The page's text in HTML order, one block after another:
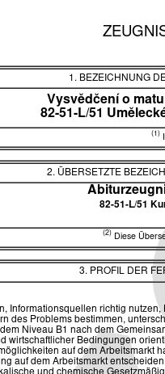
1. BEZEICHNUNG
Vysvědčení o
82-51-L/51
(1)
2. ÜBERSETZTE
82-51-L/51
(2) Diese
3. PROFIL DER
Informationsquellen richtig nutzen,
des Problems bestimmen,
Niveau B1 nach dem
wirtschaftlicher Bedingungen
auf dem Arbeitsmarkt
auf dem Arbeitsmarkt